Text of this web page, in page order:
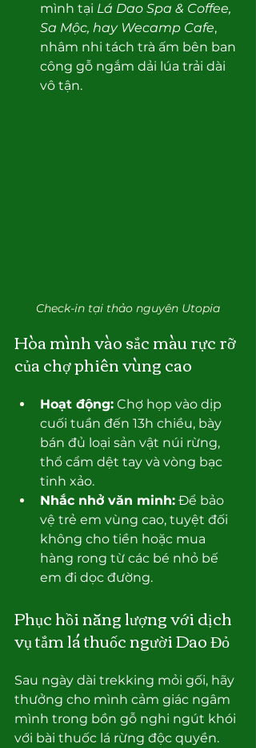
mình tại Lá Dao Spa & Coffee,
Sa Mộc, hay Wecamp Cafe,
nhâm nhi tách trà ấm bên ban
công gỗ ngắm dải lúa trải dài
vô tận.
Check-in tại thảo nguyên Utopia
Hòa mình vào sắc màu rực rỡ
của chợ phiên vùng cao
Hoạt động: Chợ họp vào dịp
cuối tuần đến 13h chiều, bày
bán đủ loại sản vật núi rừng,
thổ cẩm dệt tay và vòng bạc
tinh xảo.
Nhắc nhở văn minh: Để bảo
vệ trẻ em vùng cao, tuyệt đối
không cho tiền hoặc mua
hàng rong từ các bé nhỏ bế
em đi dọc đường.
Phục hồi năng lượng với dịch
vụ tắm lá thuốc người Dao Đỏ
Sau ngày dài trekking mỏi gối, hãy
thưởng cho mình cảm giác ngâm
mình trong bồn gỗ nghi ngút khói
với bài thuốc lá rừng độc quyền.